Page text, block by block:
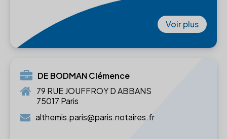
Voir plus
DE BODMAN Clémence
79 RUE JOUFFROY D ABBANS
75017 Paris
althemis.paris@paris.notaires.fr